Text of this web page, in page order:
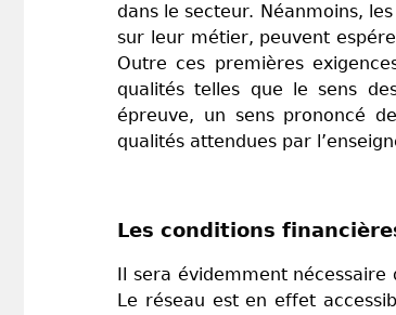
dans le secteur. Néanmoins,
sur leur métier, peuvent
Outre ces premières
qualités telles que le sens
épreuve, un sens prononcé
qualités attendues par
Les conditions
Il sera évidemment
Le réseau est en effet